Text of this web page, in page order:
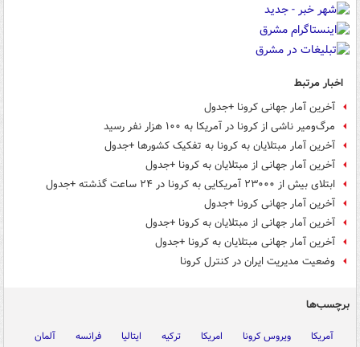
اخبار مرتبط
آخرین آمار جهانی کرونا +جدول
مرگ‌ومیر ناشی از کرونا در آمریکا به ۱۰۰ هزار نفر رسید
آخرین آمار مبتلایان به کرونا به تفکیک کشورها +جدول
آخرین آمار جهانی از مبتلایان به کرونا +جدول
ابتلای بیش از ۲۳۰۰۰ آمریکایی به کرونا در ۲۴ ساعت گذشته +جدول
آخرین آمار جهانی کرونا +جدول
آخرین آمار جهانی از مبتلایان به کرونا +جدول
آخرین آمار جهانی مبتلایان به کرونا +جدول
وضعیت مدیریت ایران در کنترل کرونا
برچسب‌ها
آمریکا ویروس کرونا امریکا ترکیه ایتالیا فرانسه
آلمان